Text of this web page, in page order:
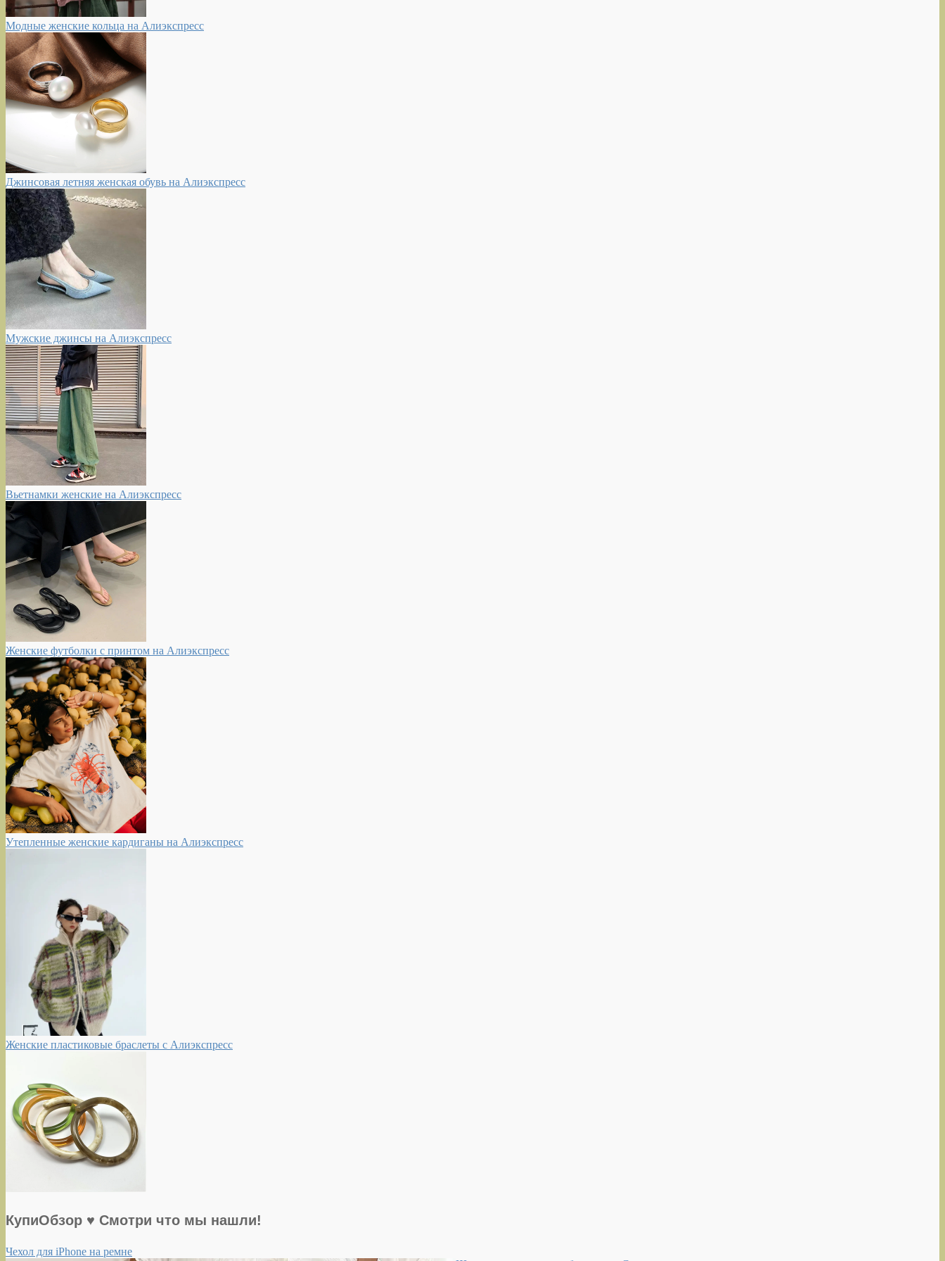
Модные женские кольца на Алиэкспресс
Джинсовая летняя женская обувь на Алиэкспресс
Мужские джинсы на Алиэкспресс
Вьетнамки женские на Алиэкспресс
Женские футболки с принтом на Алиэкспресс
Утепленные женские кардиганы на Алиэкспресс
Женские пластиковые браслеты с Алиэкспресс
КупиОбзор ♥ Смотри что мы нашли!
Чехол для iPhone на ремне